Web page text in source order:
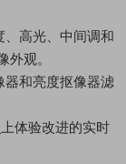
高光、中间调和
观。
器和亮度抠像器滤
上体验改进的实时